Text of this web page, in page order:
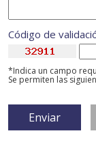
Código de
*Indica un campo
Se permiten las